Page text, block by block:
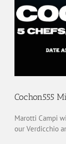
Cochon555
Marotti Campi
our Verdicchio